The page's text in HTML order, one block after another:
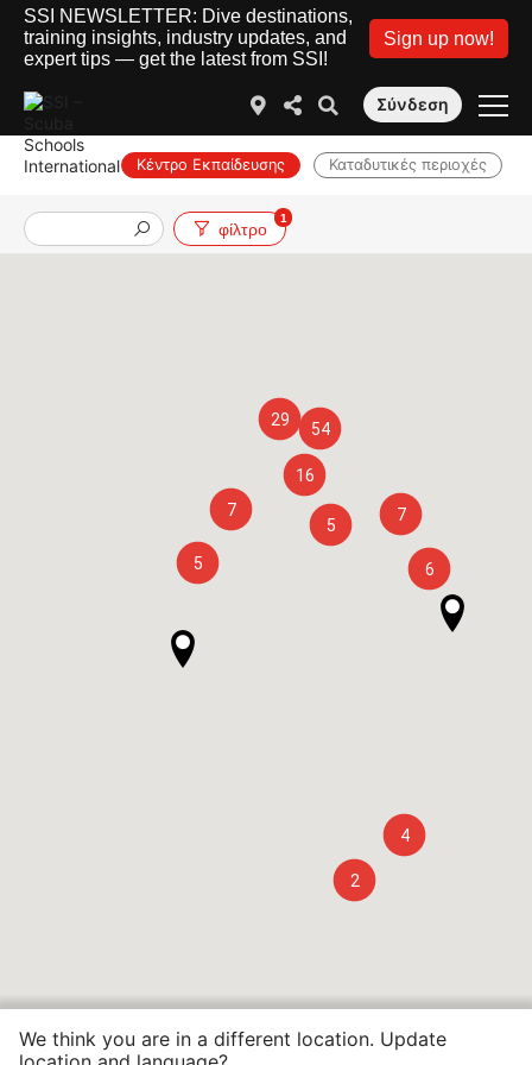
SSI NEWSLETTER: Dive destinations,
training insights, industry updates, and
expert tips — get the latest from SSI!
Sign up now!
Σύνδεση
Κέντρο Εκπαίδευσης Καταδυτικές περιοχές
φίλτρο
1
29 54
16
7
7
5
6
5
4
2
We think you are in a different location. Update